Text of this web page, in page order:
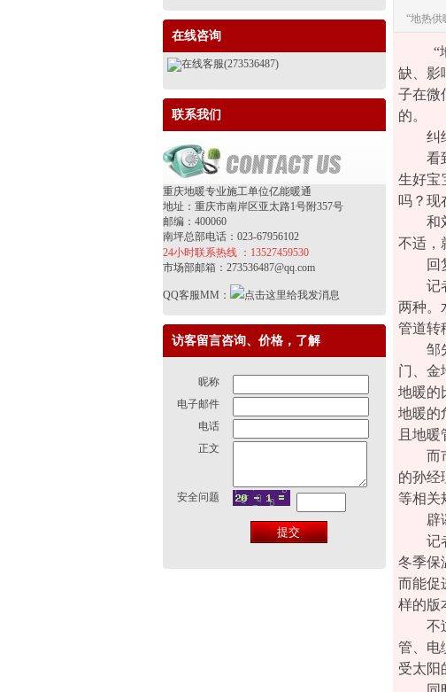
在线咨询
在线客服(273536487)
联系我们
重庆地暖专业施工单位亿能暖通
地址：重庆市南岸区亚太路1号附357号
邮编：400060
南坪总部电话：023-67956102
24小时联系热线 ：13527459530
市场部邮箱：273536487@qq.com
QQ客服MM：
访客留言咨询、价格，了解
昵称
电子邮件
电话
正文
安全问题
“地热供
“
缺、影
子在微
的。
纠结
看到
生好宝
吗？现
和刘
不适，
回复
记者
两种。
管道转
邹先
门、金
地暖的
地暖的
且地
而市
的孙经
等相关
辟谣
记者
冬季保
而能促
样的版
不过
管、电
受太阳